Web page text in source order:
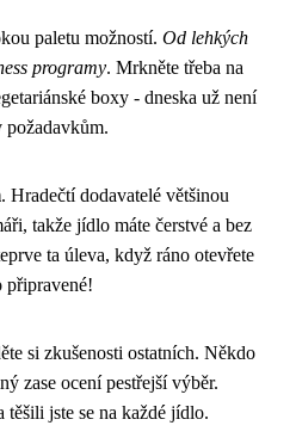
paletu možností. Od lehkých
programy. Mrkněte třeba na
boxy - dneska už není
. Hradečtí dodavatelé většinou
takže jídlo máte čerstvé a bez
ta úleva, když ráno otevřete
připravené!
si zkušenosti ostatních. Někdo
zase ocení pestřejší výběr.
jste se na každé jídlo.